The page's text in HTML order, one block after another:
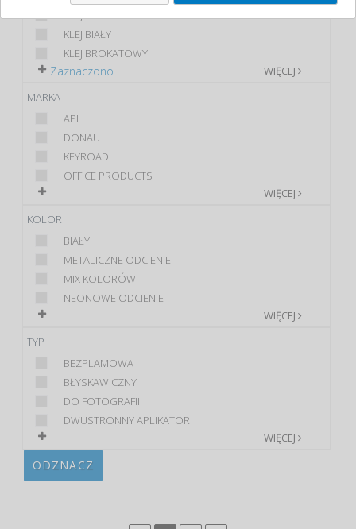
KLEJ
KLEJ BIAŁY
KLEJ BROKATOWY
WIĘCEJ
Zaznaczono
MARKA
APLI
DONAU
KEYROAD
OFFICE PRODUCTS
WIĘCEJ
KOLOR
BIAŁY
METALICZNE ODCIENIE
MIX KOLORÓW
NEONOWE ODCIENIE
WIĘCEJ
TYP
BEZPLAMOWA
BŁYSKAWICZNY
DO FOTOGRAFII
DWUSTRONNY APLIKATOR
WIĘCEJ
ODZNACZ
zrobić . Te same informacje znajdziesz także na podstronie z
naszą polityką prywatności obowiązującą od 25 maja 2018.
W przypadku użytkowników zalogowanych, ważna jest Państwa
wcześniejsza zgoda której udzieliliście podczas zakładania
konta. Każda Państwa zgoda jest dobrowolna i można ją w
Klauzula Informacyjna (rozwiń)
Lista Zaufanych Partnerów (rozwiń)